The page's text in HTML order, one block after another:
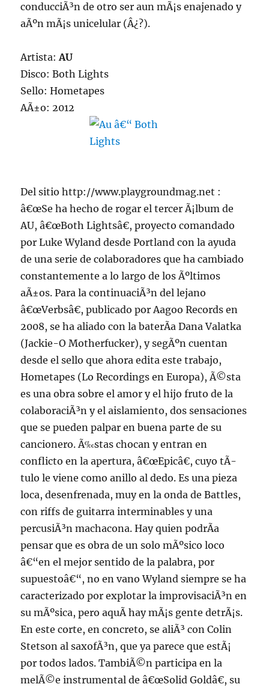
conducciÃ³n de otro ser aun mÃ¡s enajenado y
aÃºn mÃ¡s unicelular (Â¿?).
Artista:AU
Disco: Both Lights
Sello: Hometapes
AÃ±o: 2012
Del sitio http://www.playgroundmag.net :
â€œSe ha hecho de rogar el tercer Ã¡lbum de
AU, â€œBoth Lightsâ€, proyecto comandado
por Luke Wyland desde Portland con la ayuda
de una serie de colaboradores que ha cambiado
constantemente a lo largo de los Ãºltimos
aÃ±os. Para la continuaciÃ³n del lejano
â€œVerbsâ€, publicado por Aagoo Records en
2008, se ha aliado con la baterÃ­a Dana Valatka
(Jackie-O Motherfucker), y segÃºn cuentan
desde el sello que ahora edita este trabajo,
Hometapes (Lo Recordings en Europa), Ã©sta
es una obra sobre el amor y el hijo fruto de la
colaboraciÃ³n y el aislamiento, dos sensaciones
que se pueden palpar en buena parte de su
cancionero. Ã‰stas chocan y entran en
conflicto en la apertura, â€œEpicâ€, cuyo tÃ­
tulo le viene como anillo al dedo. Es una pieza
loca, desenfrenada, muy en la onda de Battles,
con riffs de guitarra interminables y una
percusiÃ³n machacona. Hay quien podrÃ­a
pensar que es obra de un solo mÃºsico loco
â€“en el mejor sentido de la palabra, por
supuestoâ€“, no en vano Wyland siempre se ha
caracterizado por explotar la improvisaciÃ³n en
su mÃºsica, pero aquÃ­ hay mÃ¡s gente detrÃ¡s.
En este corte, en concreto, se aliÃ³ con Colin
Stetson al saxofÃ³n, que ya parece que estÃ¡
por todos lados. TambiÃ©n participa en la
melÃ©e instrumental de â€œSolid Goldâ€, su